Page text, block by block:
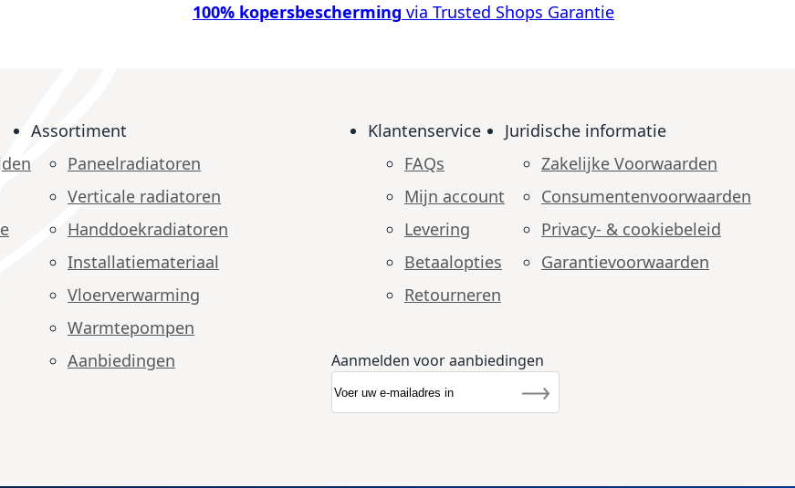
100% kopersbescherming via Trusted Shops Garantie
Assortiment
Paneelradiatoren
Verticale radiatoren
Handdoekradiatoren
Installatiemateriaal
Vloerverwarming
Warmtepompen
Aanbiedingen
Klantenservice
FAQs
Mijn account
Levering
Betaalopties
Retourneren
Juridische informatie
Zakelijke Voorwaarden
Consumenten­voorwaarden
Privacy- & cookiebeleid
Garantie­voorwaarden
Aanmelden voor aanbiedingen
Nieuwsbrief
Inschrijven